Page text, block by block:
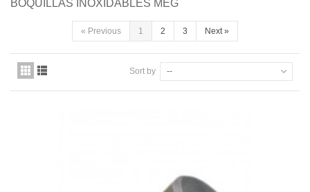
Pago seguro
Entrega
BOQUILLAS INOXIDABLES MEG
« Previous 1 2 3 Next»
Sort by --